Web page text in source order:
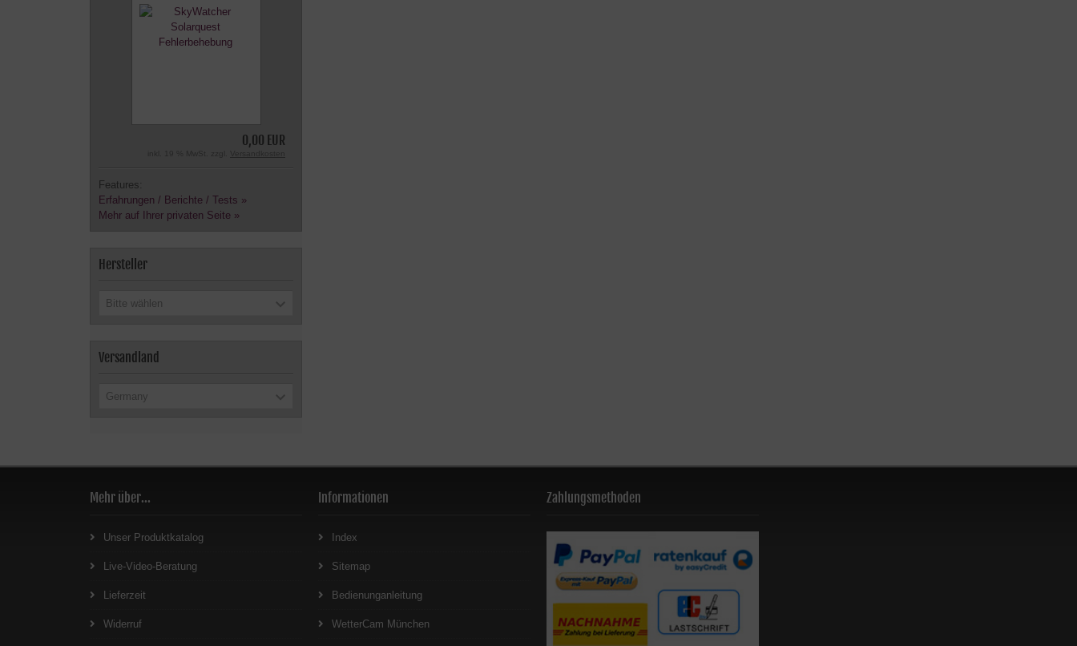
0,00 EUR
inkl. 19 % MwSt. zzgl.
Features:
Erfahrungen / Berichte / Tests »
Mehr auf Ihrer privaten Seite »
Hersteller
Bitte wählen
Versandland
Germany
Mehr über...
Unser Produktkatalog
Live-Video-Beratung
Lieferzeit
Widerruf
Informationen
Index
Sitemap
Bedienunganleitung
WetterCam München
Zahlungsmethoden